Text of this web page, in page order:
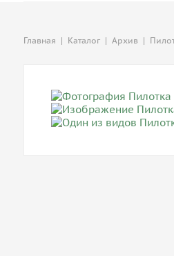
Главная | Каталог | Архив |